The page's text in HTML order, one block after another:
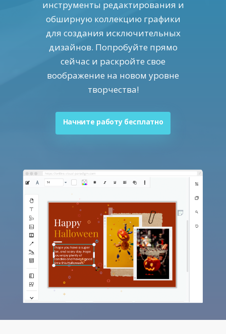
инструменты редактирования и
обширную коллекцию графики
для создания исключительных
дизайнов. Попробуйте прямо
сейчас и раскройте свое
воображение на новом уровне
творчества!
Начните работу бесплатно